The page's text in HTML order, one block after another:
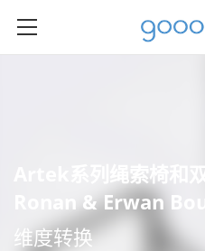
Artek系列绳索椅和
Ronan & Erwan
维度转换